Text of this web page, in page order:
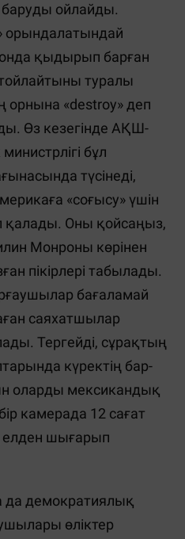
ойлайды.
орындалатындай
онда қыдырып барған
туралы
орнына «destroy» деп
Өз кезегінде АҚШ-
бұл
түсінеді,
«соғысу» үшін
қалады. Оны қойсаңыз,
Монроны көрінен
пікірлері табылады.
бағаламай
саяхатшылар
Тергейді, сұрақтың
күректің бар-
оларды мексикандық
камерада 12 сағат
елден шығарып
да демократиялық
өліктер